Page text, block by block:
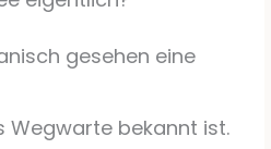
gesehen eine
Wegwarte bekannt ist.